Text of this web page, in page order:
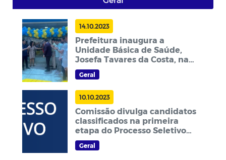
14.10.2023
Prefeitura inaugura a
Unidade Básica de Saúde,
Josefa Tavares da Costa, na
Consolação
Geral
10.10.2023
Comissão divulga candidatos
classificados na primeira
etapa do Processo Seletivo
Simplificado
Geral